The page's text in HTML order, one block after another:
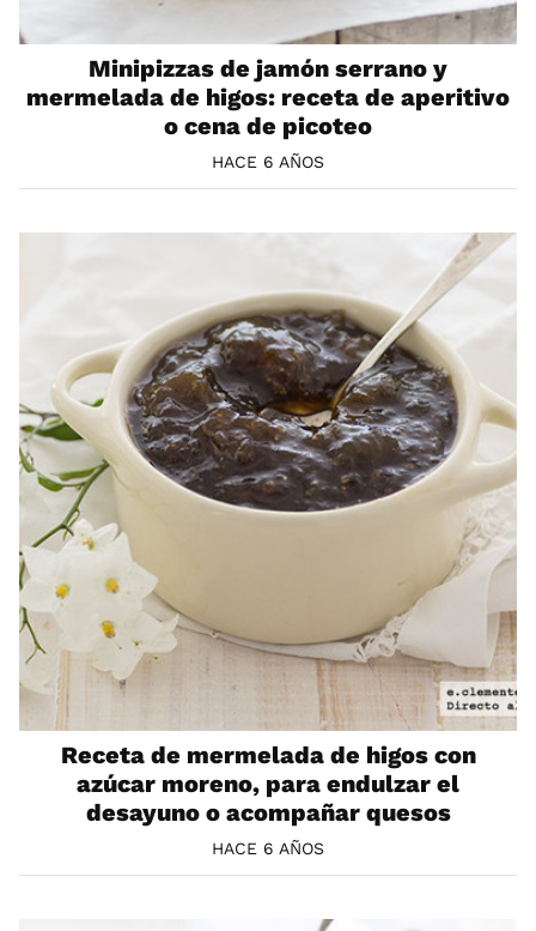
Minipizzas de jamón serrano y
mermelada de higos: receta de aperitivo
o cena de picoteo
HACE 6 AÑOS
Receta de mermelada de higos con
azúcar moreno, para endulzar el
desayuno o acompañar quesos
HACE 6 AÑOS